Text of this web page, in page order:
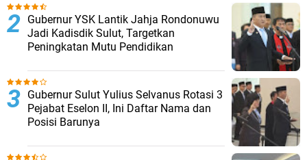
Minut
Mitra
Nasional
Nusa Utara
POLDA SULUT
Politik dan Pemerintahan
Religi
Sanger
Sport
TNI
Gubernur YSK Lantik Jahja Rondonuwu
Jadi Kadisdik Sulut, Targetkan
Peningkatan Mutu Pendidikan
​Gubernur Sulut Yulius Selvanus Rotasi 3
Pejabat Eselon II, Ini Daftar Nama dan
Posisi Barunya